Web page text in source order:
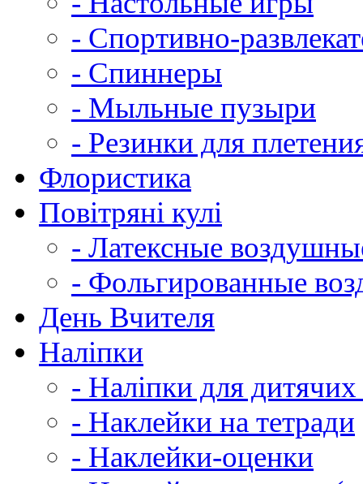
- Спортивно-
- Спиннеры
- Мыльные пузыри
- Резинки для
Флористика
Повітряні кулі
- Латексные
- Фольгированные
День Вчителя
Наліпки
- Наліпки для
- Наклейки на тетради
- Наклейки-оценки